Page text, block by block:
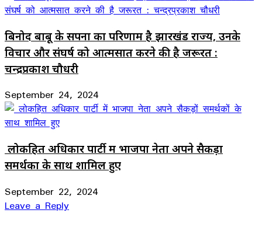
बिनोद बाबू के सपनों का परिणाम है झारखंड राज्य, उनके
विचार और संघर्ष को आत्मसात करने की है जरूरत :
चन्द्रप्रकाश चौधरी
September 24, 2024
लोकहित अधिकार पार्टी में भाजपा नेता अपने सैकड़ों
समर्थकों के साथ शामिल हुए
September 22, 2024
Leave a Reply